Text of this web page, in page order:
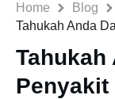
Home Blog
Tahukah
Penyakit